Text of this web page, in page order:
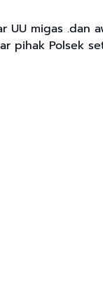
migas .dan
pihak Polsek